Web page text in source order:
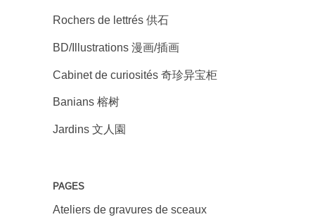
Rochers de lettrés 供石
BD/Illustrations 漫画/插画
Cabinet de curiosités 奇珍异宝柜
Banians 榕树
Jardins 文人園
PAGES
Ateliers de gravures de sceaux